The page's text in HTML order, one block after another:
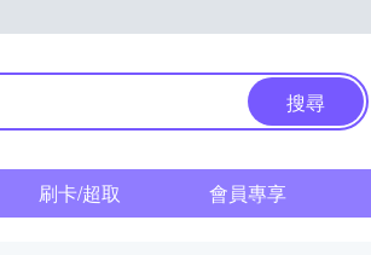
搜尋
刷卡/超取 會員專享